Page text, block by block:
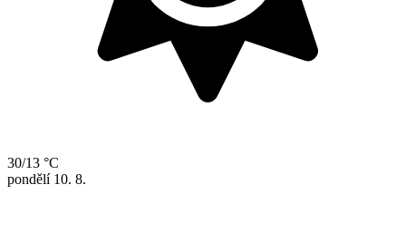
30/13 °C
pondělí 10. 8.